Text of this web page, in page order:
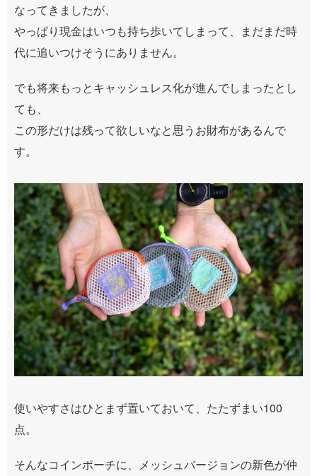
なってきましたが、
やっぱり現金はいつも持ち歩いてしまって、まだまだ時
代に追いつけそうにありません。
でも将来もっとキャッシュレス化が進んでしまったとし
ても、
この形だけは残って欲しいなと思うお財布があるんで
す。
使いやすさはひとまず置いておいて、たたずまい100
点。
そんなコインポーチに、メッシュバージョンの新色が仲